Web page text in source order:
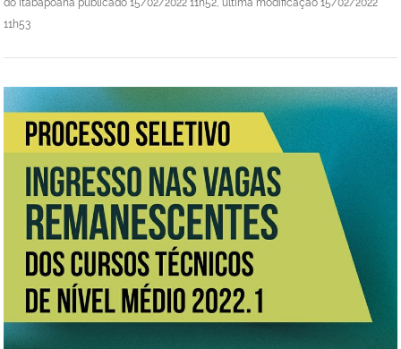
do Itabapoana publicado 15/02/2022 11h52, última modificação 15/02/2022
11h53